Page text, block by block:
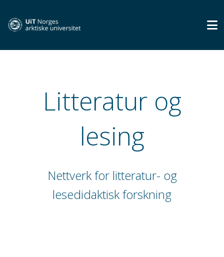
Litteratur og
lesing
Nettverk for litteratur- og
lesedidaktisk forskning